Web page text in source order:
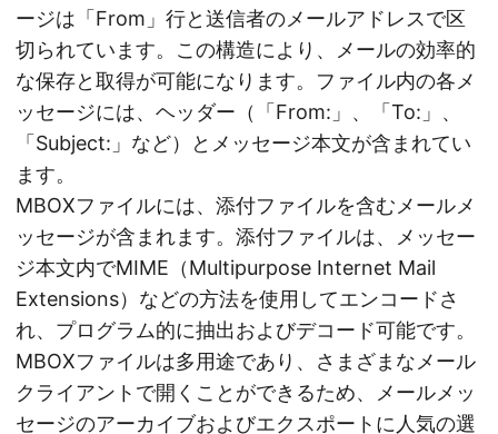
ージは「From」行と送信者のメールアドレスで区
切られています。この構造により、メールの効率的
な保存と取得が可能になります。ファイル内の各メ
ッセージには、ヘッダー（「From:」、「To:」、
「Subject:」など）とメッセージ本文が含まれてい
ます。
MBOXファイルには、添付ファイルを含むメールメ
ッセージが含まれます。添付ファイルは、メッセー
ジ本文内でMIME（Multipurpose Internet Mail
Extensions）などの方法を使用してエンコードさ
れ、プログラム的に抽出およびデコード可能です。
MBOXファイルは多用途であり、さまざまなメール
クライアントで開くことができるため、メールメッ
セージのアーカイブおよびエクスポートに人気の選